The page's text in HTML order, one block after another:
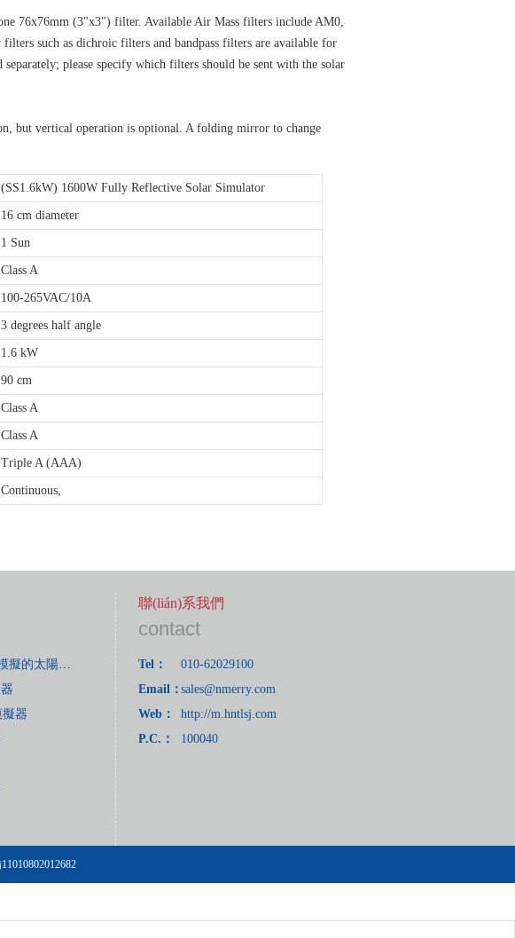
76x76mm (3"x3") filter. Available Air Mass filters include AM0,
such as dichroic filters and bandpass filters are available for
please specify which filters should be sent with the solar
but vertical operation is optional. A folding mirror to change
(SS1.6kW) 1600W Fully Reflective Solar Simulator
16 cm diameter
1 Sun
Class A
100-265VAC/10A
3 degrees half angle
1.6 kW
90 cm
Class A
Class A
Triple A (AAA)
Continuous,
用于空間環(huán)境模擬的太陽光模擬器
器
聯(lián)系我們
contact
Tel：
010-62029100
Email：sales@nmerry.com
Web：
http://m.hntlsj.com
P.C.：
100040